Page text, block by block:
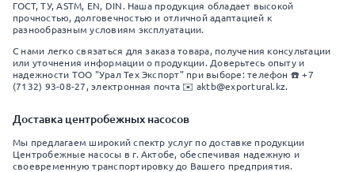
ГОСТ, ТУ, ASTM, EN, DIN. Наша продукция обладает высокой
прочностью, долговечностью и отличной адаптацией к
разнообразным условиям эксплуатации.
С нами легко связаться для заказа товара, получения консультации
или уточнения информации о продукции. Доверьтесь опыту и
надежности ТОО "Урал Тех Экспорт" при выборе: телефон ☎️ +7
(7132) 93-08-27, электронная почта ✉️ aktb@exportural.kz.
Доставка центробежных насосов
Мы предлагаем широкий спектр услуг по доставке продукции
Центробежные насосы в г. Актобе, обеспечивая надежную и
своевременную транспортировку до Вашего предприятия.